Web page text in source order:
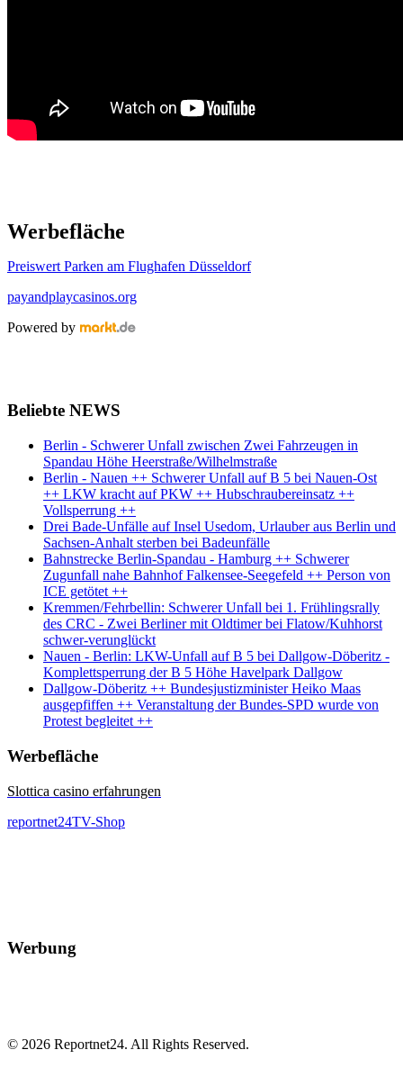
Werbefläche
Preiswert Parken am Flughafen Düsseldorf
payandplaycasinos.org
Powered by
Beliebte NEWS
Berlin - Schwerer Unfall zwischen Zwei Fahrzeugen in
Spandau Höhe Heerstraße/Wilhelmstraße
Berlin - Nauen ++ Schwerer Unfall auf B 5 bei Nauen-Ost
++ LKW kracht auf PKW ++ Hubschraubereinsatz ++
Vollsperrung ++
Drei Bade-Unfälle auf Insel Usedom, Urlauber aus Berlin und
Sachsen-Anhalt sterben bei Badeunfälle
Bahnstrecke Berlin-Spandau - Hamburg ++ Schwerer
Zugunfall nahe Bahnhof Falkensee-Seegefeld ++ Person von
ICE getötet ++
Kremmen/Fehrbellin: Schwerer Unfall bei 1. Frühlingsrally
des CRC - Zwei Berliner mit Oldtimer bei Flatow/Kuhhorst
schwer-verunglückt
Nauen - Berlin: LKW-Unfall auf B 5 bei Dallgow-Döberitz -
Komplettsperrung der B 5 Höhe Havelpark Dallgow
Dallgow-Döberitz ++ Bundesjustizminister Heiko Maas
ausgepfiffen ++ Veranstaltung der Bundes-SPD wurde von
Protest begleitet ++
Werbefläche
Slottica casino erfahrungen
reportnet24TV-Shop
Werbung
© 2026 Reportnet24. All Rights Reserved.